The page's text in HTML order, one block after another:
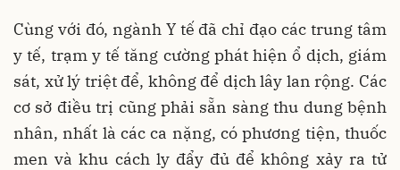
Cùng với đó, ngành Y tế đã chỉ đạo các trung tâm
y tế, trạm y tế tăng cường phát hiện ổ dịch, giám
sát, xử lý triệt để, không để dịch lây lan rộng. Các
cơ sở điều trị cũng phải sẵn sàng thu dung bệnh
nhân, nhất là các ca nặng, có phương tiện, thuốc
men và khu cách ly đẩy đủ để không xảy ra tử